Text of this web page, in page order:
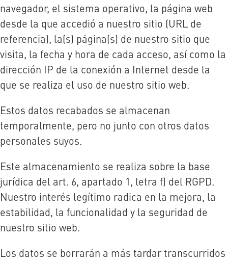
navegador, el sistema operativo, la página web
desde la que accedió a nuestro sitio (URL de
referencia), la(s) página(s) de nuestro sitio que
visita, la fecha y hora de cada acceso, así como la
dirección IP de la conexión a Internet desde la
que se realiza el uso de nuestro sitio web.
Estos datos recabados se almacenan
temporalmente, pero no junto con otros datos
personales suyos.
Este almacenamiento se realiza sobre la base
jurídica del art. 6, apartado 1, letra f) del RGPD.
Nuestro interés legítimo radica en la mejora, la
estabilidad, la funcionalidad y la seguridad de
nuestro sitio web.
Los datos se borrarán a más tardar transcurridos